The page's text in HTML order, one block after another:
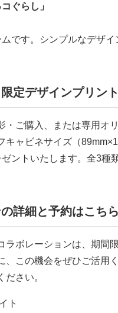
ぐらし」
です。シンプルなデザイ
定デザインプリント
ご購入、または専用オ
キャビネサイズ（
ントいたします。全3種
詳細と予約はこちら
ボレーションは、期間
、この機会をぜひご活用
さい。
ト